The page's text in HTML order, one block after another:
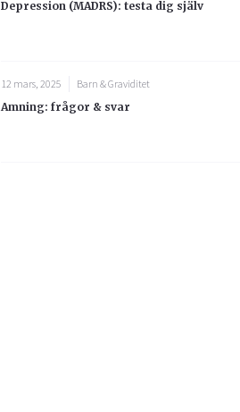
Depression (MADRS): testa dig själv
12 mars, 2025
Barn & Graviditet
Amning: frågor & svar